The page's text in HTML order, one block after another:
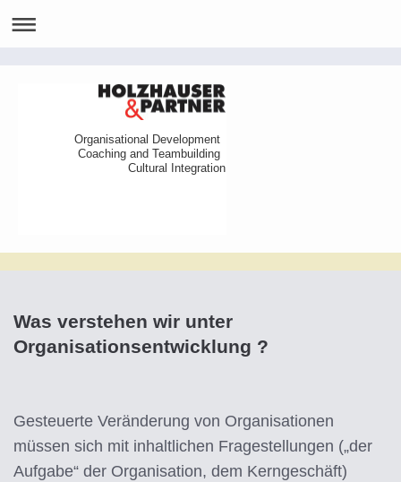
Organisational Development
Coaching and Teambuilding
Cultural Integration
Was verstehen wir unter
Organisationsentwicklung ?
Gesteuerte Veränderung von Organisationen
müssen sich mit inhaltlichen Fragestellungen („der
Aufgabe“ der Organisation, dem Kerngeschäft)